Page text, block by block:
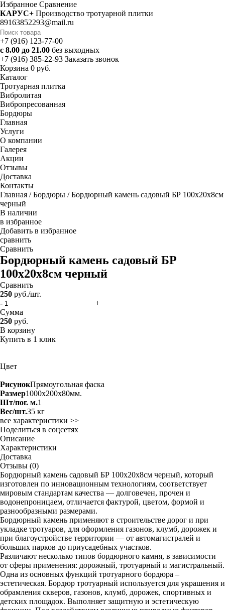
Избранное Cравнение
КАРУС+ Производство тротуарной плитки
89163852293@mail.ru
+7 (916) 123-77-00
с 8.00 до 21.00 без выходных
+7 (916) 385-22-93 Заказать звонок
Корзина 0 руб.
Каталог
Тротуарная плитка
Вибролитая
Вибропресованная
Бордюры
Главная
Услуги
О компании
Галерея
Акции
Отзывы
Доставка
Контакты
Главная /Бордюры / Бордюрный камень садовый БР 100х20х8см
черный
В наличии
в избранное
Добавить в избранное
сравнить
Сравнить
Бордюрный камень садовый БР
100х20х8см черный
Сравнить
250 руб./шт.
-
+
Сумма
250 руб.
В корзину
Купить в 1 клик
Цвет
РисунокПрямоугольная фаска
Размер1000x200x80мм.
Шт/пог. м.1
Вес/шт.35 кг
все характеристики >>
Поделиться в соцсетях
Описание
Характеристики
Доставка
Отзывы (0)
Бордюрный камень садовый БР 100х20х8см черный, который
изготовлен по инновационным технологиям, соответствует
мировым стандартам качества — долговечен, прочен и
водонепроницаем, отличается фактурой, цветом, формой и
разнообразными размерами.
Бордюрный камень применяют в строительстве дорог и при
укладке тротуаров, для оформления газонов, клумб, дорожек и
при благоустройстве территории — от автомагистралей и
больших парков до приусадебных участков.
Различают несколько типов бордюрного камня, в зависимости
от сферы применения: дорожный, тротуарный и магистральный.
Одна из основных функций тротуарного бордюра –
эстетическая. Бордюр тротуарный используется для украшения и
обрамления скверов, газонов, клумб, дорожек, спортивных и
детских площадок. Выполняет защитную и эстетическую